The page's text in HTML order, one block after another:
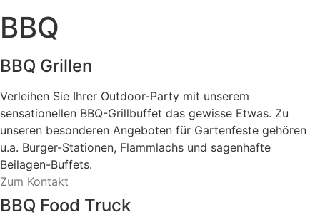
BBQ
BBQ Grillen
Verleihen Sie Ihrer Outdoor-Party mit unserem
sensationellen BBQ-Grillbuffet das gewisse Etwas. Zu
unseren besonderen Angeboten für Gartenfeste gehören
u.a. Burger-Stationen, Flammlachs und sagenhafte
Beilagen-Buffets.
Zum Kontakt
BBQ Food Truck